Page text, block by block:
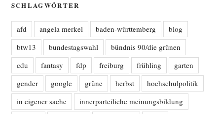
SCHLAGWÖRTER
afd angela merkel baden-württemberg
blog
btw13
bundestagswahl
bündnis 90/die grünen
cdu
fantasy fdp freiburg frühling
garten
gender
google grüne herbst
hochschulpolitik
in eigener sache
innerparteiliche meinungsbildung